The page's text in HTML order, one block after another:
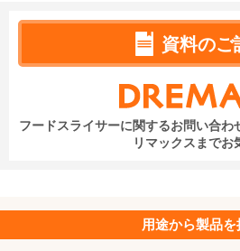
資料のご
フードスライサーに関するお問い合わ
リマックスまでお
用途から製品を